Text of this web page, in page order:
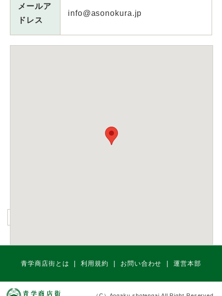
メールア
ドレス
info@asonokura.jp
青学商店街とは 利用規約 お問い合わせ 運営本部